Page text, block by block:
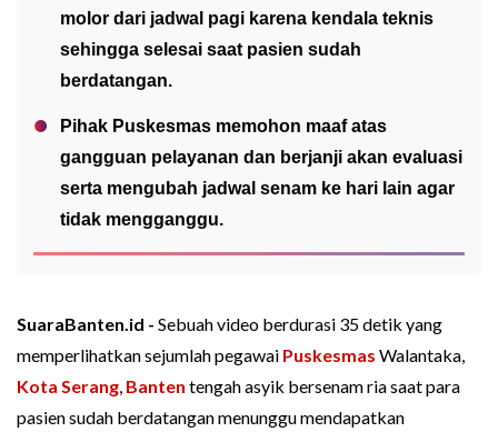
molor dari jadwal pagi karena kendala teknis
sehingga selesai saat pasien sudah
berdatangan.
Pihak Puskesmas memohon maaf atas
gangguan pelayanan dan berjanji akan evaluasi
serta mengubah jadwal senam ke hari lain agar
tidak mengganggu.
SuaraBanten.id - Sebuah video berdurasi 35 detik yang
memperlihatkan sejumlah pegawai Puskesmas Walantaka,
Kota Serang, Banten tengah asyik bersenam ria saat para
pasien sudah berdatangan menunggu mendapatkan